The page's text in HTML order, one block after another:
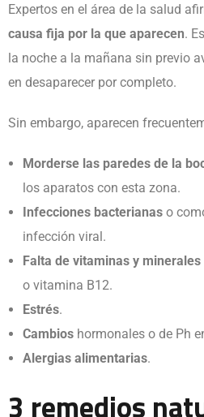
Expertos en el área de la salud
causa fija por la que aparecen.
la noche a la mañana sin previo
en desaparecer por completo.
Sin embargo, aparecen
Morderse las paredes de la
los aparatos con esta zona.
Infecciones bacterianas o
infección viral.
Falta de vitaminas y minerales
o vitamina B12.
Estrés.
Cambios hormonales o de Ph
Alergias alimentarias.
3 remedios